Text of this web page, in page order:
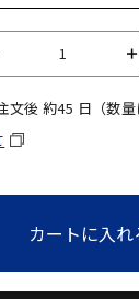
＋
文後 約45 日（数
カートに入れ